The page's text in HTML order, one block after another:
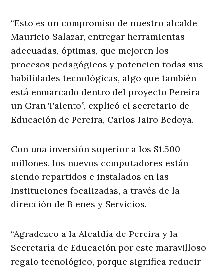
“Esto es un compromiso de nuestro alcalde
Mauricio Salazar, entregar herramientas
adecuadas, óptimas, que mejoren los
procesos pedagógicos y potencien todas sus
habilidades tecnológicas, algo que también
está enmarcado dentro del proyecto Pereira
un Gran Talento”, explicó el secretario de
Educación de Pereira, Carlos Jairo Bedoya.
Con una inversión superior a los $1.500
millones, los nuevos computadores están
siendo repartidos e instalados en las
Instituciones focalizadas, a través de la
dirección de Bienes y Servicios.
“Agradezco a la Alcaldía de Pereira y la
Secretaría de Educación por este maravilloso
regalo tecnológico, porque significa reducir